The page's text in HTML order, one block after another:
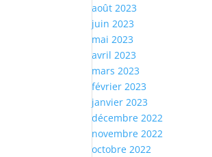
août 2023
juin 2023
mai 2023
avril 2023
mars 2023
février 2023
janvier 2023
décembre 2022
novembre 2022
octobre 2022